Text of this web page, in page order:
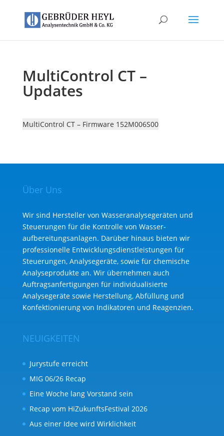
MultiControl CT –
Updates
MultiControl CT – Firmware 152M006S00
Über Uns
Wir sind Hersteller von Wasseranalysegeräten und
Steuerungen für die Kontrolle von Wasser­
aufbereitungs­anlagen. Darüber hinaus bieten wir
professionelle Entwicklungs­dienst­leistungen für
Steuerungen, Analysegeräte, sowie für chemische
Analyse­produkte an. Wir übernehmen auch
Auftragsanfertigungen für individualisierte
Analysegeräte sowie Herstellung, Abfüllung und
Konfektionierung von Indikatoren und Reagenzien.
NEUIGKEITEN
Jurystufe erreicht
MIG 06/26 Recap
Eine Woche lang Vorstand sein
Recap vom HiZukunftsFestival 2026
Aus einer Idee wird Wirklichkeit